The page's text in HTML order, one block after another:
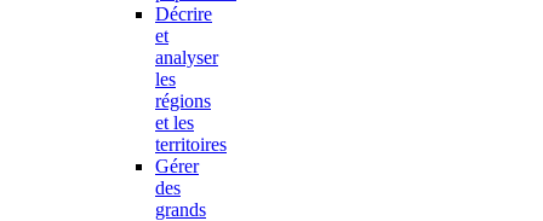
Décrire
et
analyser
les
régions
et les
territoires
Gérer
des
grands